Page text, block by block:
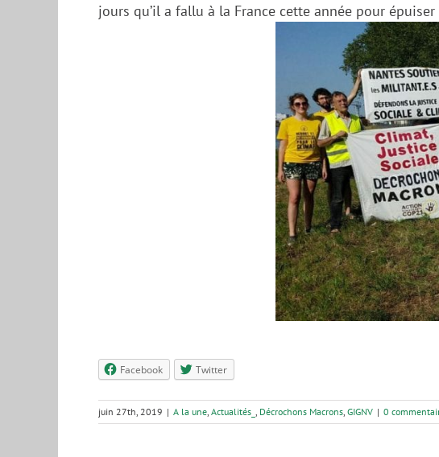
jours qu’il a fallu à la France cette année pour épuiser
Facebook Twitter
juin 27th, 2019 | A la une Actualités_ Décrochons Macrons GIGNV | 0